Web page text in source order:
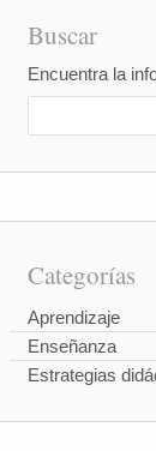
Buscar
Encuentra la
Categorías
Aprendizaje
Enseñanza
Estrategias